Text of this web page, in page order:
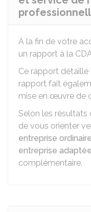
À la fin de votre
un rapport à la
Ce rapport
rapport fait
mise en œuvre de
Selon les résultats
de vous orienter
entreprise ordinaire
entreprise adaptée
complémentaire.